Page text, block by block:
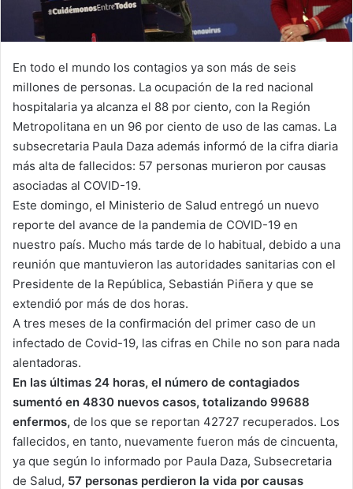
En todo el mundo los contagios ya son más de seis
millones de personas. La ocupación de la red nacional
hospitalaria ya alcanza el 88 por ciento, con la Región
Metropolitana en un 96 por ciento de uso de las camas. La
subsecretaria Paula Daza además informó de la cifra diaria
más alta de fallecidos: 57 personas murieron por causas
asociadas al COVID-19.
Este domingo, el Ministerio de Salud entregó un nuevo
reporte del avance de la pandemia de COVID-19 en
nuestro país. Mucho más tarde de lo habitual, debido a una
reunión que mantuvieron las autoridades sanitarias con el
Presidente de la República, Sebastián Piñera y que se
extendió por más de dos horas.
A tres meses de la confirmación del primer caso de un
infectado de Covid-19, las cifras en Chile no son para nada
alentadoras.
En las últimas 24 horas, el número de contagiados
sumentó en 4830 nuevos casos, totalizando 99688
enfermos, de los que se reportan 42727 recuperados. Los
fallecidos, en tanto, nuevamente fueron más de cincuenta,
ya que según lo informado por Paula Daza, Subsecretaria
de Salud, 57 personas perdieron la vida por causas